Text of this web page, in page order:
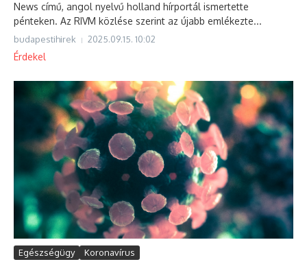
News című, angol nyelvű holland hírportál ismertette
pénteken. Az RIVM közlése szerint az újabb emlékezte...
budapestihirek 2025.09.15. 10:02
Érdekel
Egészségügy Koronavírus